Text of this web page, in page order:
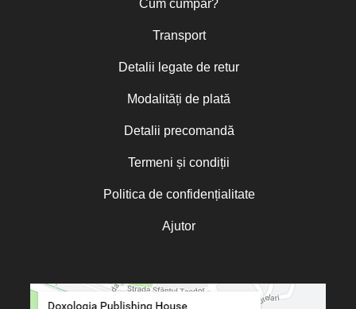
Cum cumpăr?
Transport
Detalii legate de retur
Modalități de plată
Detalii precomandă
Termeni și condiții
Politica de confidențialitate
Ajutor